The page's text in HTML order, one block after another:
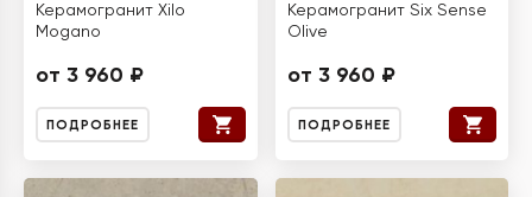
Керамогранит Xilo
Mogano
от 3 960 ₽
ПОДРОБНЕЕ
Керамогранит Six Sense
Olive
от 3 960 ₽
ПОДРОБНЕЕ